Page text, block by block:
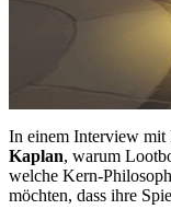
In einem Interview mit
Kaplan, warum
welche Kern-
möchten, dass ihre